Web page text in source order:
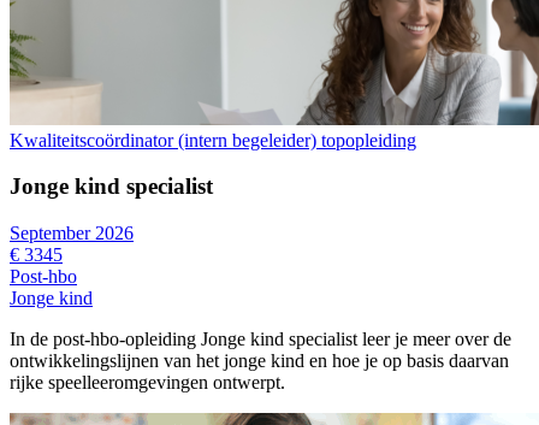
Kwaliteitscoördinator (intern begeleider) topopleiding
Jonge kind specialist
September 2026
€ 3345
Post-hbo
Jonge kind
In de post-hbo-opleiding Jonge kind specialist leer je meer over de
ontwikkelingslijnen van het jonge kind en hoe je op basis daarvan
rijke speelleeromgevingen ontwerpt.